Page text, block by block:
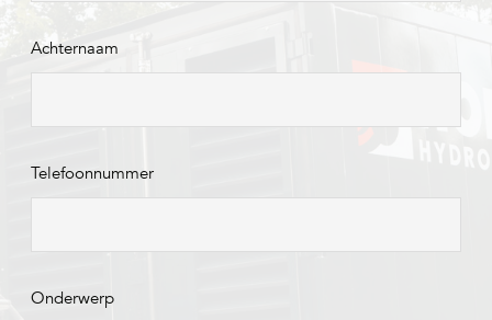
Achternaam
Telefoonnummer
Onderwerp